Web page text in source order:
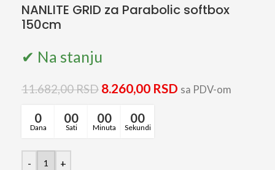
NANLITE GRID za Parabolic softbox
150cm
✔ Na stanju
11.682,00RSD 8.260,00 RSD sa PDV-om
0
Dana
00
Sati
00
Minuta
00
Sekundi
- +